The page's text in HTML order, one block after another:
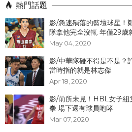
熱門話題
影/急速殞落的籃壇球星！
隊拿他完全沒輒 年僅29歲
May 04, 2020
影/中華隊碰不得是不是？
當時指的就是林志傑
Apr 18, 2020
影/前所未見！HBL女子組
拳 場下還有球員咆哮
Mar 07, 2020